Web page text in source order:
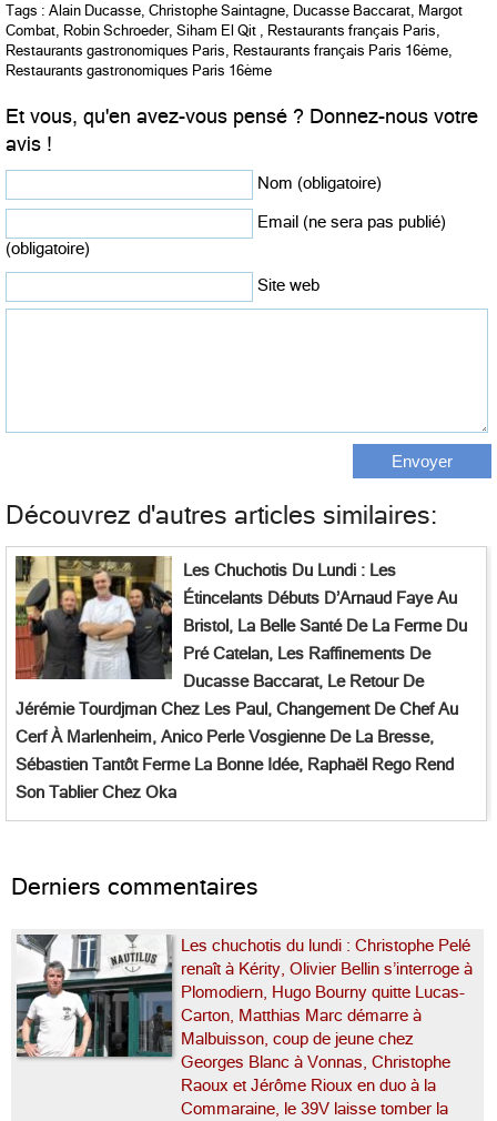
Tags : Alain Ducasse Christophe Saintagne Ducasse Baccarat Margot
Combat Robin Schroeder, Siham El Qit Restaurants français Paris
Restaurants gastronomiques Paris
Restaurants français Paris 16ème
Restaurants gastronomiques Paris 16ème
Et vous, qu'en avez-vous pensé ? Donnez-nous votre
avis !
Nom (obligatoire)
Email (ne sera pas publié)
(obligatoire)
Site web
Découvrez d'autres articles similaires:
Les Chuchotis Du Lundi : Les
Étincelants Débuts D’Arnaud Faye Au
Bristol, La Belle Santé De La Ferme Du
Pré Catelan, Les Raffinements De
Ducasse Baccarat, Le Retour De
Jérémie Tourdjman Chez Les Paul, Changement De Chef Au
Cerf À Marlenheim, Anico Perle Vosgienne De La Bresse,
Sébastien Tantôt Ferme La Bonne Idée, Raphaël Rego Rend
Son Tablier Chez Oka
Derniers commentaires
Les chuchotis du lundi : Christophe Pelé
renaît à Kérity, Olivier Bellin s’interroge à
Plomodiern, Hugo Bourny quitte Lucas-
Carton, Matthias Marc démarre à
Malbuisson, coup de jeune chez
Georges Blanc à Vonnas, Christophe
Raoux et Jérôme Rioux en duo à la
Commaraine, le 39V laisse tomber la